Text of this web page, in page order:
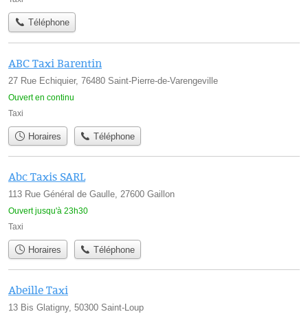
Téléphone
ABC Taxi Barentin
27 Rue Echiquier, 76480 Saint-Pierre-de-Varengeville
Ouvert en continu
Taxi
Horaires Téléphone
Abc Taxis SARL
113 Rue Général de Gaulle, 27600 Gaillon
Ouvert jusqu'à 23h30
Taxi
Horaires Téléphone
Abeille Taxi
13 Bis Glatigny, 50300 Saint-Loup